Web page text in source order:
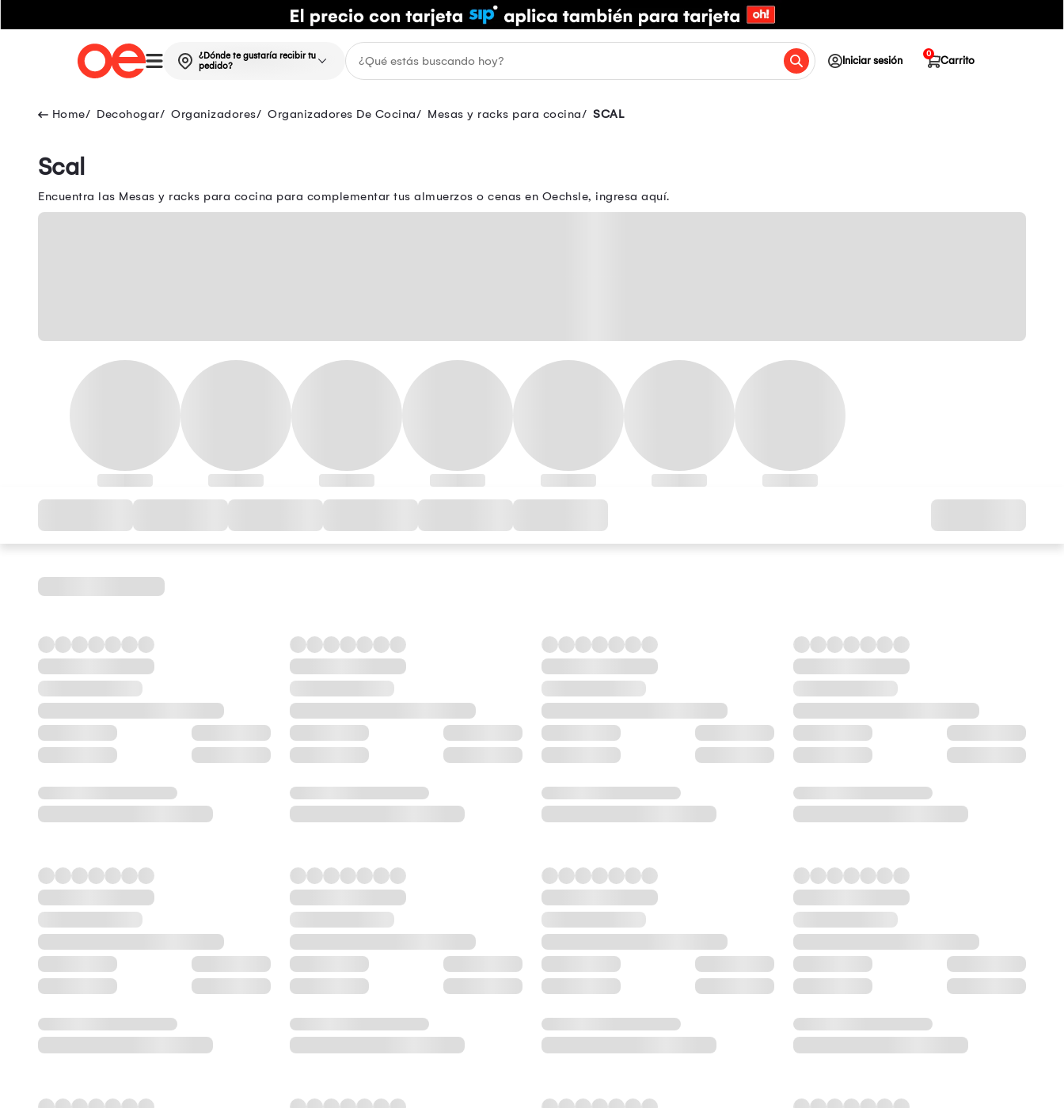
¿Dónde te gustaría recibir tu
pedido?
Iniciar sesión Carrito
0
Decohogar Organizadores Organizadores De Cocina Mesas y racks para cocina SCAL
Scal
Encuentra las Mesas y racks para cocina para complementar tus almuerzos o cenas en Oechsle, ingresa aquí.